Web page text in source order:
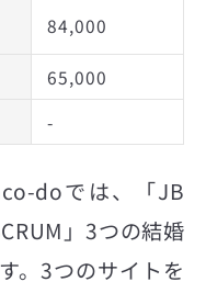
84,000
65,000
-
doでは、「JB
」3つの結婚
。3つのサイトを